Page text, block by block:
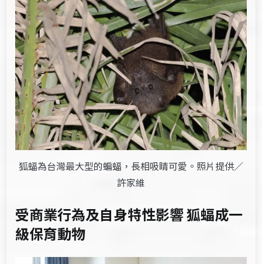
狐蝠為台灣最大型的蝙蝠，長相吸睛可愛。照片提供／
許家維
受商業行為及自身特性影響 狐蝠成一
級保育動物